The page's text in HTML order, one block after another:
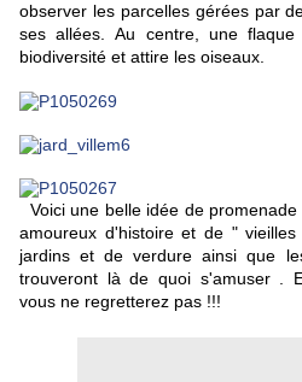
observer les parcelles gérées par
ses allées.Au centre, une flaque
biodiversité et attire les oiseaux.
Voici une belle idée de
amoureux d'histoire et de "
jardins et de verdure ainsi que
trouveront là de quoi s'amuser .
vous ne regretterez pas !!!